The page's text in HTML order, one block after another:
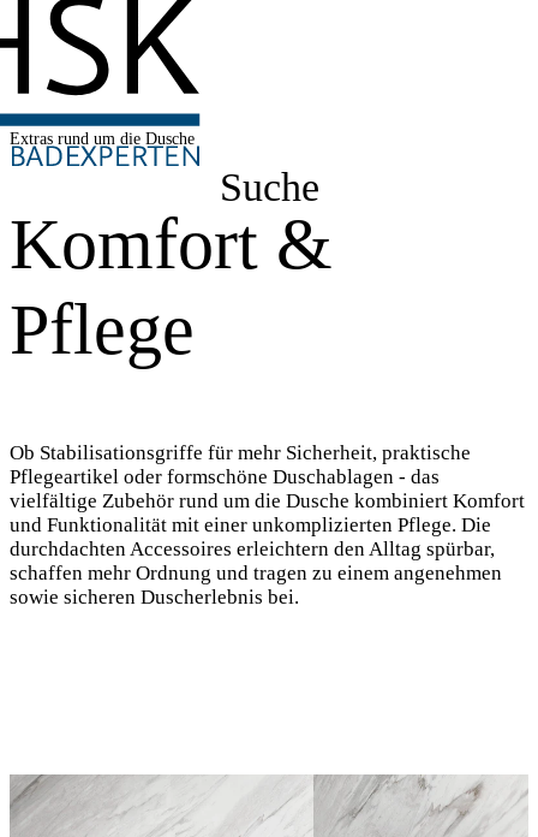
Suche
Extras rund um die Dusche
Komfort &
Pflege
Ob Stabilisationsgriffe für mehr Sicherheit, praktische
Pflegeartikel oder formschöne Duschablagen - das
vielfältige Zubehör rund um die Dusche kombiniert Komfort
und Funktionalität mit einer unkomplizierten Pflege. Die
durchdachten Accessoires erleichtern den Alltag spürbar,
schaffen mehr Ordnung und tragen zu einem angenehmen
sowie sicheren Duscherlebnis bei.